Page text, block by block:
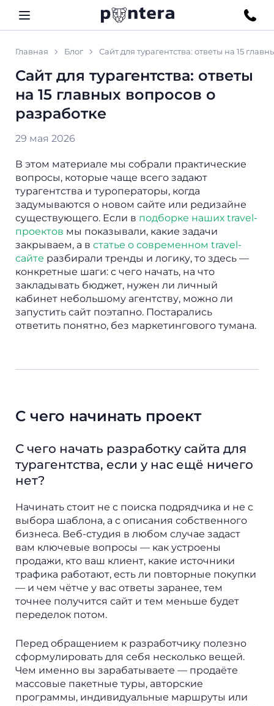
Главная Блог Сайт для турагентства: ответы на 15
Сайт для турагентства: ответы
на 15 главных вопросов о
разработке
29 мая 2026
В этом материале мы собрали практические
вопросы, которые чаще всего задают
турагентства и туроператоры, когда
задумываются о новом сайте или редизайне
существующего. Если в подборке наших travel-
проектов мы показывали, какие задачи
закрываем, а в статье о современном travel-
сайте разбирали тренды и логику, то здесь —
конкретные шаги: с чего начать, на что
закладывать бюджет, нужен ли личный
кабинет небольшому агентству, можно ли
запустить сайт поэтапно. Постарались
ответить понятно, без маркетингового тумана.
С чего начинать проект
С чего начать разработку сайта для
турагентства, если у нас ещё ничего
нет?
Начинать стоит не с поиска подрядчика и не с
выбора шаблона, а с описания собственного
бизнеса. Веб-студия в любом случае задаст
вам ключевые вопросы — как устроены
продажи, кто ваш клиент, какие источники
трафика работают, есть ли повторные покупки
— и чем чётче у вас ответы заранее, тем
точнее получится сайт и тем меньше будет
переделок потом.
Перед обращением к разработчику полезно
сформулировать для себя несколько вещей.
Чем именно вы зарабатываете — продаёте
массовые пакетные туры, авторские
программы, индивидуальные маршруты или